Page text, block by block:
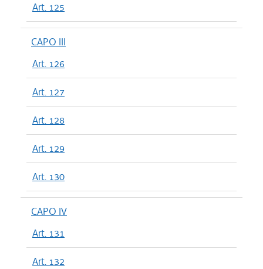
Art. 125
CAPO III
Art. 126
Art. 127
Art. 128
Art. 129
Art. 130
CAPO IV
Art. 131
Art. 132